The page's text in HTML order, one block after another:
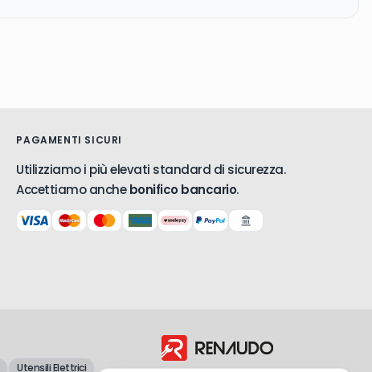
PAGAMENTI SICURI
Utilizziamo i più elevati standard di sicurezza.
Accettiamo anchebonifico bancario.
Utensili Elettrici